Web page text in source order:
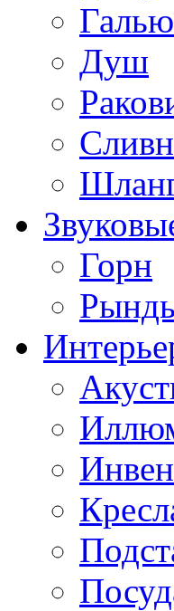
Душ
Горн